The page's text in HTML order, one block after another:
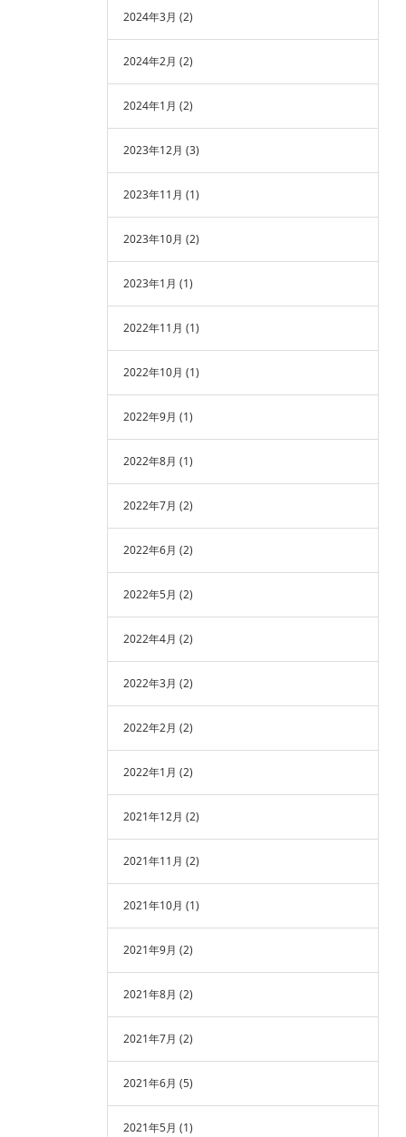
2024年3月 (2)
2024年2月 (2)
2024年1月 (2)
2023年12月 (3)
2023年11月 (1)
2023年10月 (2)
2023年1月 (1)
2022年11月 (1)
2022年10月 (1)
2022年9月 (1)
2022年8月 (1)
2022年7月 (2)
2022年6月 (2)
2022年5月 (2)
2022年4月 (2)
2022年3月 (2)
2022年2月 (2)
2022年1月 (2)
2021年12月 (2)
2021年11月 (2)
2021年10月 (1)
2021年9月 (2)
2021年8月 (2)
2021年7月 (2)
2021年6月 (5)
2021年5月 (1)